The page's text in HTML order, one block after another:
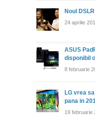
Noul
24 aprilie
ASUS
disponibil
8 februarie
LG vrea
pana in
19 februarie